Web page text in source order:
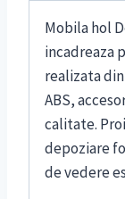
Mobila hol
incadreaza
realizata
ABS,
calitate.
depoziare
de vedere